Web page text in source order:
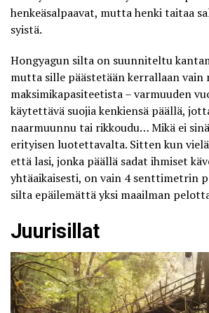
henkeäsalpaavat, mutta henki taitaa
syistä.
Hongyagun silta on suunniteltu
mutta sille päästetään kerrallaan vain
maksimikapasiteetista – varmuuden
käytettävä suojia kenkiensä päällä,
naarmuunnu tai rikkoudu… Mikä ei
erityisen luotettavalta. Sitten kun
että lasi, jonka päällä sadat ihmiset
yhtäaikaisesti, on vain 4 senttimetrin
silta epäilemättä yksi maailman
Juurisillat